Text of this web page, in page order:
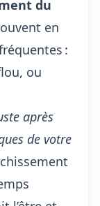
du
en
:
ou
après
de votre